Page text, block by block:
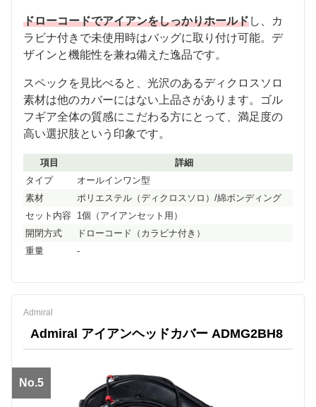
ドローコードでアイアンをしっかりホールドし、カ
ラビナ付きで未使用時はバッグに取り付け可能。デ
ザインと機能性を兼ね備えた逸品です。
スペックを見比べると、光沢のあるディクロスソロ
素材は他のカバーにはない上品さがあります。ゴル
フギア全体の質感にこだわる方にとって、満足度の
高い選択肢という印象です。
項目
詳細
タイプ
オールインワン型
素材
ポリエステル（ディクロスソロ）/綿ボンディング
セット内容
1個（アイアンセット用）
開閉方式
ドローコード（カラビナ付き）
重量
-
Admiral
Admiral アイアンヘッドカバー ADMG2BH8
No.5